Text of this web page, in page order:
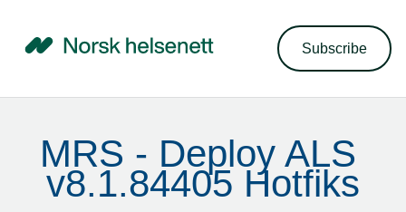
Subscribe
MRS - Deploy ALS
v8.1.84405 Hotfiks